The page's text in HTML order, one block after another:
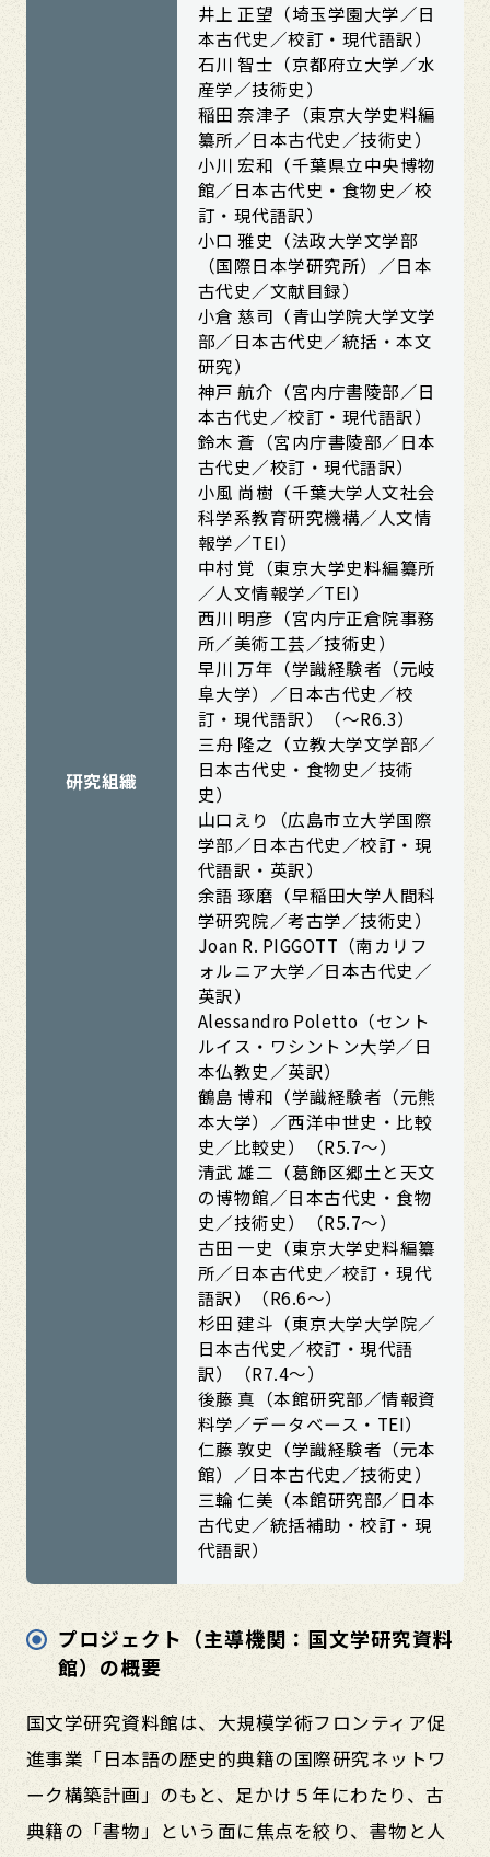
研究組織
井上 正望（埼玉学園大学／日
本古代史／校訂・現代語訳）
石川 智士（京都府立大学／水
産学／技術史）
稲田 奈津子（東京大学史料編
纂所／日本古代史／技術史）
小川 宏和（千葉県立中央博物
館／日本古代史・食物史／校
訂・現代語訳）
小口 雅史（法政大学文学部
（国際日本学研究所）／日本
古代史／文献目録）
小倉 慈司（青山学院大学文学
部／日本古代史／統括・本文
研究）
神戸 航介（宮内庁書陵部／日
本古代史／校訂・現代語訳）
鈴木 蒼（宮内庁書陵部／日本
古代史／校訂・現代語訳）
小風 尚樹（千葉大学人文社会
科学系教育研究機構／人文情
報学／TEI）
中村 覚（東京大学史料編纂所
／人文情報学／TEI）
西川 明彦（宮内庁正倉院事務
所／美術工芸／技術史）
早川 万年（学識経験者（元岐
阜大学）／日本古代史／校
訂・現代語訳）（～R6.3）
三舟 隆之（立教大学文学部／
日本古代史・食物史／技術
史）
山口えり（広島市立大学国際
学部／日本古代史／校訂・現
代語訳・英訳）
余語 琢磨（早稲田大学人間科
学研究院／考古学／技術史）
Joan R. PIGGOTT（南カリフ
ォルニア大学／日本古代史／
英訳）
Alessandro Poletto（セント
ルイス・ワシントン大学／日
本仏教史／英訳）
鶴島 博和（学識経験者（元熊
本大学）／西洋中世史・比較
史／比較史）（R5.7～）
清武 雄二（葛飾区郷土と天文
の博物館／日本古代史・食物
史／技術史）（R5.7～）
古田 一史（東京大学史料編纂
所／日本古代史／校訂・現代
語訳）（R6.6～）
杉田 建斗（東京大学大学院／
日本古代史／校訂・現代語
訳）（R7.4～）
後藤 真（本館研究部／情報資
料学／データベース・TEI）
仁藤 敦史（学識経験者（元本
館）／日本古代史／技術史）
三輪 仁美（本館研究部／日本
古代史／統括補助・校訂・現
代語訳）
プロジェクト（主導機関：国文学研究資料
館）の概要
国文学研究資料館は、大規模学術フロンティア促
進事業「日本語の歴史的典籍の国際研究ネットワ
ーク構築計画」のもと、足かけ５年にわたり、古
典籍の「書物」という面に焦点を絞り、書物と人